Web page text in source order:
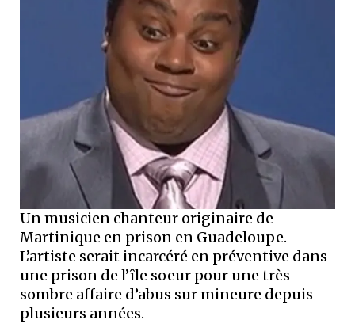
Un musicien chanteur originaire de
Martinique en prison en Guadeloupe.
L’artiste serait incarcéré en préventive dans
une prison de l’île soeur pour une très
sombre affaire d’abus sur mineure depuis
plusieurs années.